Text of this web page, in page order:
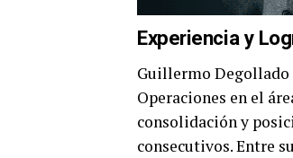
Experiencia y
Guillermo Degollado
Operaciones en el
consolidación y
consecutivos. Entre